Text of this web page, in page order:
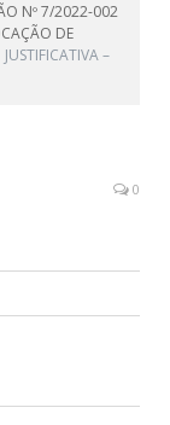
Nº 7/2022-002
DE
JUSTIFICATIVA –
0